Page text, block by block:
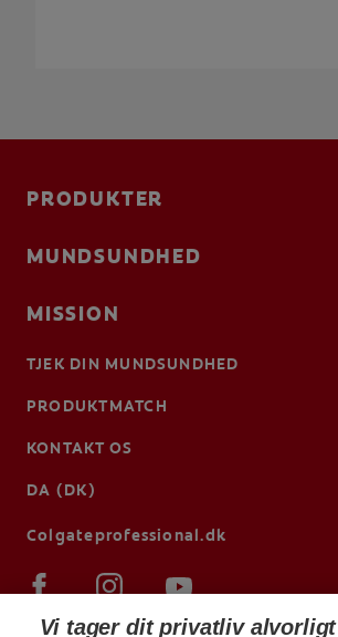
PRODUKTER
MUNDSUNDHED
MISSION
TJEK DIN MUNDSUNDHED
PRODUKTMATCH
KONTAKT OS
DA (DK)
Colgateprofessional.dk
Vi tager dit privatliv alvorligt